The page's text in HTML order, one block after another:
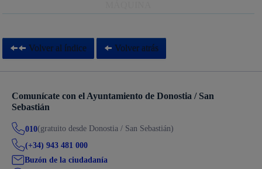
Volver al índice Volver atrás
Comunícate con el Ayuntamiento de Donostia / San
Sebastián
010(gratuito desde Donostia / San Sebastián)
(+34) 943 481 000
Buzón de la ciudadanía